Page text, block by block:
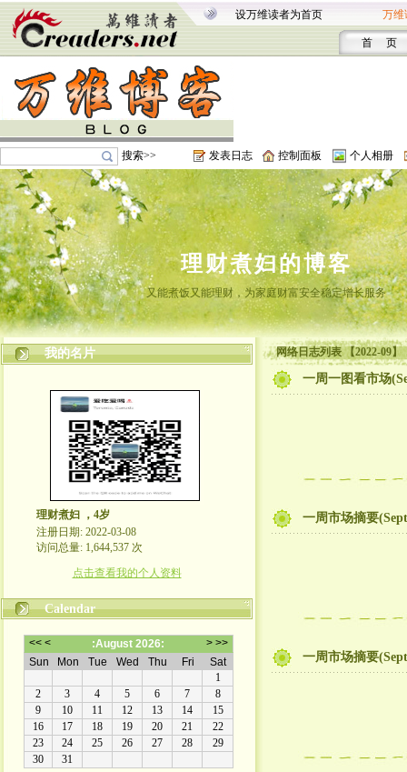
设万维读者为首页 万维
首 页
搜索>> 发表日志 控制面板 个人相册
理财煮妇的博客
又能煮饭又能理财，为家庭财富安全稳定增长服务
我的名片
理财煮妇 ，4岁
注册日期: 2022-03-08
访问总量: 1,644,537 次
点击查看我的个人资料
Calendar
网络日志列表 【2022-09】
一周一图看市场
一周市场摘要
一周市场摘要